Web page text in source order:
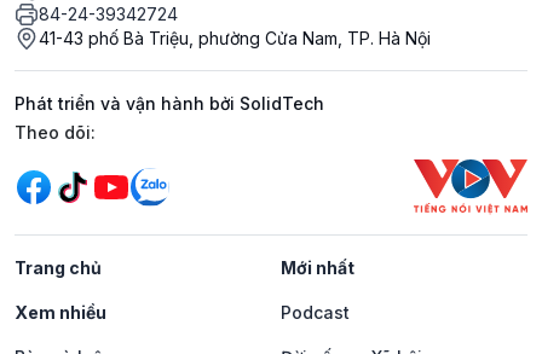
84-24-39342724
41-43 phố Bà Triệu, phường Cửa Nam, TP. Hà Nội
Phát triển và vận hành bởi SolidTech
Mạng xã hội
Theo dõi:
Trang chủ Mới nhất
Xem nhiều Podcast